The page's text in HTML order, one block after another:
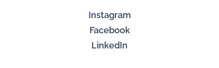
Instagram
Facebook
LinkedIn